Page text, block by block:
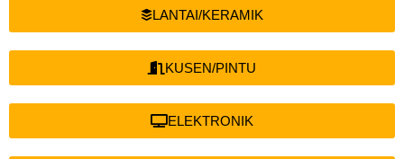
LANTAI/KERAMIK
KUSEN/PINTU
ELEKTRONIK